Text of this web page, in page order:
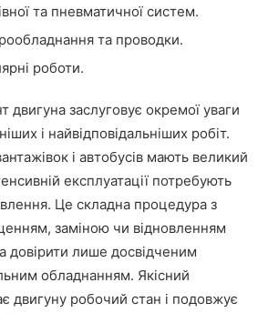
та пневматичної систем.
та проводки.
роботи.
двигуна заслуговує окремої уваги
і найвідповідальніших робіт.
і автобусів мають великий
експлуатації потребують
Це складна процедура з
заміною чи відновленням
довірити лише досвідченим
обладнанням. Якісний
двигуну робочий стан і подовжує